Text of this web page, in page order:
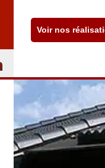
Voir nos